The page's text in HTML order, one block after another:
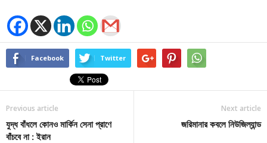
Facebook Twitter
Previous article
যুদ্ধ বাঁধলে কোনও মার্কিন সেনা প্রাণে
বাঁচবে না : ইরান
Next article
জরিমানার কবলে নিউজিল্যান্ড